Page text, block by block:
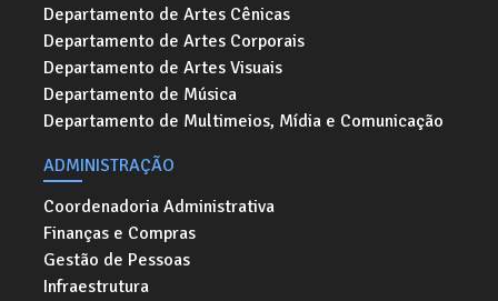
Departamento de Artes Cênicas
Departamento de Artes Corporais
Departamento de Artes Visuais
Departamento de Música
Departamento de Multimeios, Mídia e Comunicação
ADMINISTRAÇÃO
Coordenadoria Administrativa
Finanças e Compras
Gestão de Pessoas
Infraestrutura